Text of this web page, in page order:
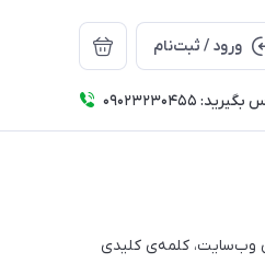
ورود / ثبت‌نام
وب‌سایت، کلمه‌ی کلیدی